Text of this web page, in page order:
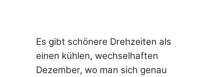
Es gibt schönere Drehzeiten als
einen kühlen, wechselhaften
Dezember, wo man sich genau